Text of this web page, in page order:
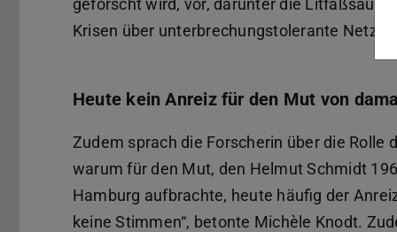
Krisen über unterbrechungstolerante
Heute kein Anreiz für den Mut von
Zudem sprach die Forscherin über die Rolle
warum für den Mut, den Helmut Schmidt
Hamburg aufbrachte, heute häufig der
keine Stimmen“, betonte Michèle Knodt.